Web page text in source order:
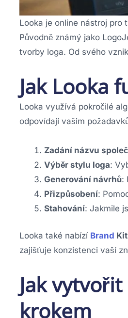
Looka je online nástroj pro
Původně známý jako
tvorby loga. Od svého
Jak Looka
Looka využívá pokročilé
odpovídají vašim
Zadání názvu
Výběr stylu loga:
Generování návrhů:
Přizpůsobení:
Stahování: Jakmile
Looka také nabízí Brand Kit
zajišťuje konzistenci vaší
Jak
krokem